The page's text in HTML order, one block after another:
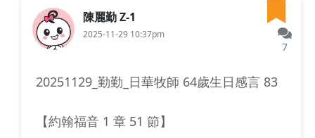
陳麗勤 Z-1
2025-11-29 10:37pm
7
20251129_勤勤_日華牧師 64歲生日感言 83
【約翰福音 1 章 51 節】